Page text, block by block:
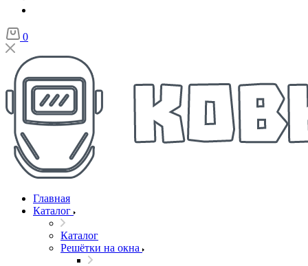
0
Главная
Каталог
Каталог
Решётки на окна